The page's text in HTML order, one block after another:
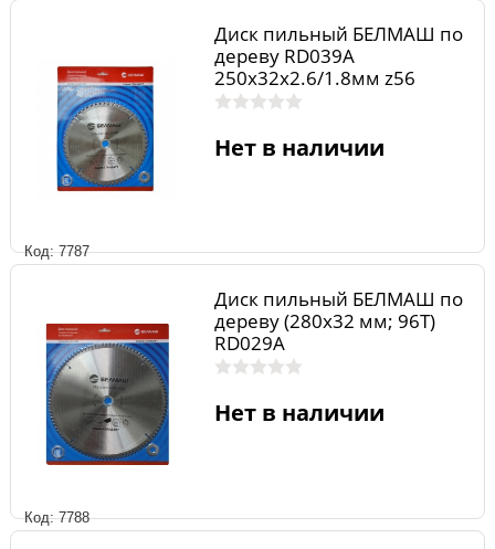
Код: 7787
Диск пильный БЕЛМАШ по
дереву RD039A
250x32x2.6/1.8мм z56
Нет в наличии
Код: 7788
Диск пильный БЕЛМАШ по
дереву (280х32 мм; 96Т)
RD029A
Нет в наличии